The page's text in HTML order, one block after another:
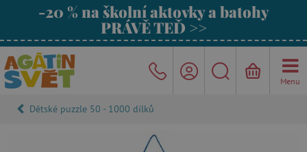
-20 % na školní aktovky a batohy
PRÁVĚ TEĎ >>
Menu
Dětské puzzle 50 - 1000 dílků